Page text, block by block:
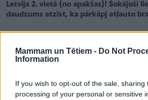
Mammam un Tētiem - Do Not
Information
If you wish to opt-out of the sale, sharing
processing of your personal or sensitive
Latvija 2. vietā (no apakšas)! Šokējoši
daudzums atzīst, ka pārkāpj atļauto